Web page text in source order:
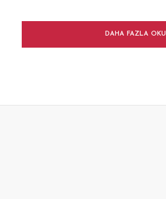
DAHA FAZLA OKU